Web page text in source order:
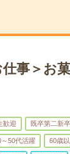
事＞お
歓迎 既卒第二新
～50代活躍 60歳